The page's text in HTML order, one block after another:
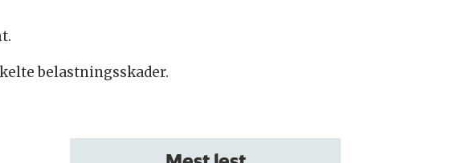
belastningsskader.